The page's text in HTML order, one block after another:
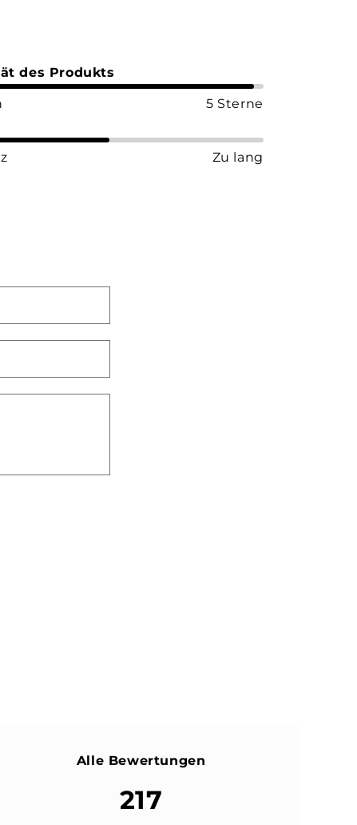
des Produkts
5 Sterne
Zu lang
Alle Bewertungen
217